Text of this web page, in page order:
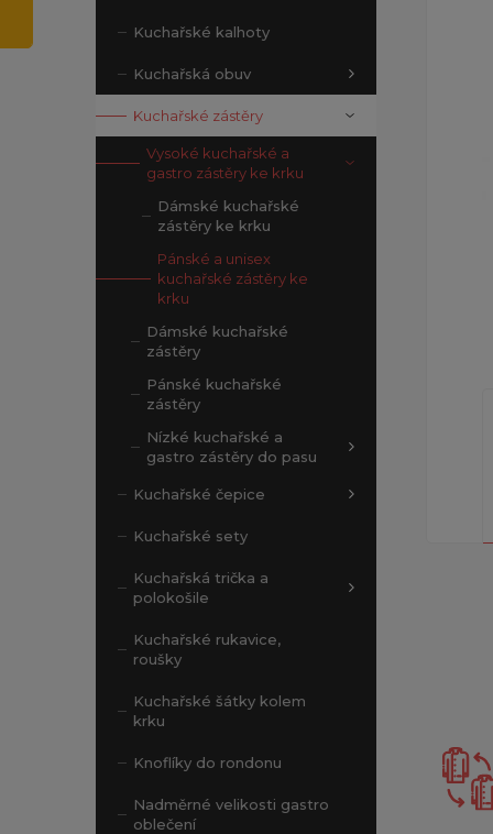
Kuchařské kalhoty
Kuchařská obuv
Kuchařské zástěry
Vysoké kuchařské a
gastro zástěry ke krku
Dámské kuchařské
zástěry ke krku
Pánské a unisex
kuchařské zástěry ke
krku
Dámské kuchařské
zástěry
Pánské kuchařské
zástěry
Nízké kuchařské a
gastro zástěry do pasu
Kuchařské čepice
Kuchařské sety
Kuchařská trička a
polokošile
Kuchařské rukavice,
roušky
Kuchařské šátky kolem
krku
Knoflíky do rondonu
Nadměrné velikosti gastro
oblečení